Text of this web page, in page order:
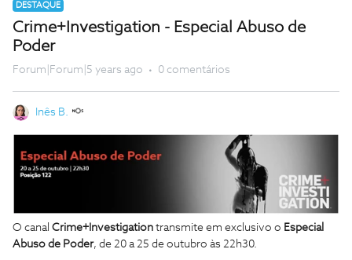
DESTAQUE
Crime+Investigation - Especial Abuso de
Poder
Forum|Forum|5 years ago 0 comentários
Inês B.
O canal Crime+Investigation transmite em exclusivo o Especial
Abuso de Poder, de 20 a 25 de outubro às 22h30.